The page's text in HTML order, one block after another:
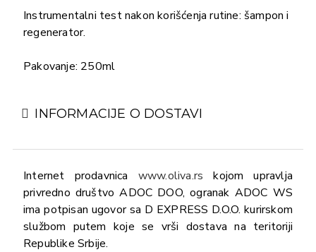
Instrumentalni test nakon korišćenja rutine: šampon i
regenerator.
Pakovanje: 250ml
INFORMACIJE O DOSTAVI
Internet prodavnica www.oliva.rs kojom upravlja
privredno društvo ADOC DOO, ogranak ADOC WS
ima potpisan ugovor sa D EXPRESS D.O.O. kurirskom
službom putem koje se vrši dostava na teritoriji
Republike Srbije.